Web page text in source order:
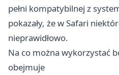
pełni kompatybilnej z
pokazały, że w Safari
nieprawidłowo.
Na co można wykorzystać
obejmuje